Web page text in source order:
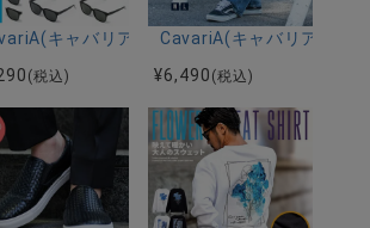
ラス(ハードケース付き)/全3色
トサングラス/全4色
キャバリア)ウェリントン型サングラス/
(税込)
CavariA(キャバリア)箔ペ
¥6,490 (税込)